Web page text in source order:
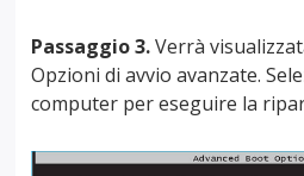
Passaggio 3.Verrà
Opzioni di avvio avanzate.
computer per eseguire la